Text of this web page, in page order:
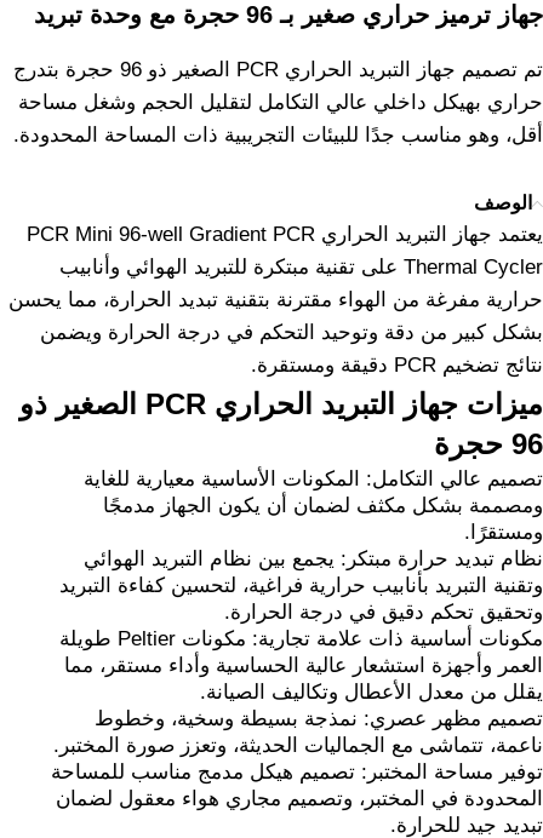
جهاز ترميز حراري صغير بـ 96 حجرة مع وحدة تبريد
تم تصميم جهاز التبريد الحراري PCR الصغير ذو 96 حجرة بتدرج
حراري بهيكل داخلي عالي التكامل لتقليل الحجم وشغل مساحة
أقل، وهو مناسب جدًا للبيئات التجريبية ذات المساحة المحدودة.
الوصف
يعتمد جهاز التبريد الحراري PCR Mini 96-well Gradient PCR
Thermal Cycler على تقنية مبتكرة للتبريد الهوائي وأنابيب
حرارية مفرغة من الهواء مقترنة بتقنية تبديد الحرارة، مما يحسن
بشكل كبير من دقة وتوحيد التحكم في درجة الحرارة ويضمن
نتائج تضخيم PCR دقيقة ومستقرة.
ميزات جهاز التبريد الحراري PCR الصغير ذو
96 حجرة
تصميم عالي التكامل: المكونات الأساسية معيارية للغاية
ومصممة بشكل مكثف لضمان أن يكون الجهاز مدمجًا
ومستقرًا.
نظام تبديد حرارة مبتكر: يجمع بين نظام التبريد الهوائي
وتقنية التبريد بأنابيب حرارية فراغية، لتحسين كفاءة التبريد
وتحقيق تحكم دقيق في درجة الحرارة.
مكونات أساسية ذات علامة تجارية: مكونات Peltier طويلة
العمر وأجهزة استشعار عالية الحساسية وأداء مستقر، مما
يقلل من معدل الأعطال وتكاليف الصيانة.
تصميم مظهر عصري: نمذجة بسيطة وسخية، وخطوط
ناعمة، تتماشى مع الجماليات الحديثة، وتعزز صورة المختبر.
توفير مساحة المختبر: تصميم هيكل مدمج مناسب للمساحة
المحدودة في المختبر، وتصميم مجاري هواء معقول لضمان
تبديد جيد للحرارة.